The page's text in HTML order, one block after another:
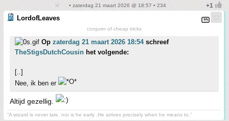
• zaterdag 21 maart 2026 @ 18:57 • 234
LordofLeaves
conjurer of cheap tricks
Op zaterdag 21 maart 2026 18:54schreef
TheStigsDutchCousin het volgende:
[..]
Nee, ik ben er
Altijd gezellig.
“A wizard is never late, nor is he early .He arrives precisely when he means to.”